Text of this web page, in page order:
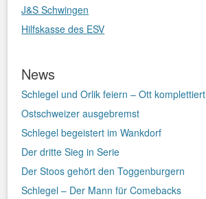
J&S Schwingen
Hilfskasse des ESV
News
Schlegel und Orlik feiern – Ott komplettiert
Ostschweizer ausgebremst
Schlegel begeistert im Wankdorf
Der dritte Sieg in Serie
Der Stoos gehört den Toggenburgern
Schlegel – Der Mann für Comebacks